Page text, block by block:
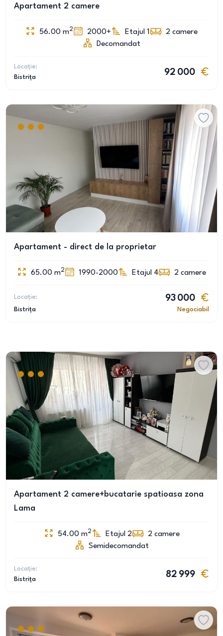
Apartament 2 camere
56.00 m2 2000+ Etajul 1 2 camere
Decomandat
Locație:
Bistrița
92 000
Apartament - direct de la proprietar
65.00 m2 1990-2000 Etajul 4 2 camere
Locație:
Bistrița
93 000
Negociabil
Apartament 2 camere+bucatarie spatioasa zona
Lama
54.00 m2 Etajul 2 2 camere
Semidecomandat
Locație:
Bistrița
82 999